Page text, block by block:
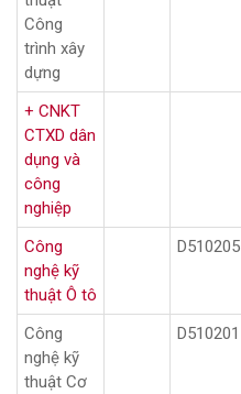
Công
trình xây
dựng
+ CNKT
CTXD dân
dụng và
công
nghiệp
Công
nghệ kỹ
thuật Ô tô
D510205
Công
nghệ kỹ
thuật Cơ
D510201